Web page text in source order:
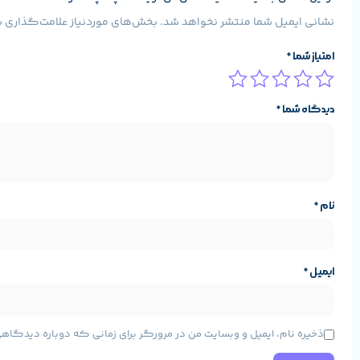
در قلب لپ تاپ استوک اچ پی 650 G2، پردازنده‌های نسل ششم اینتل از سری
نسخه‌هایی از این لپ‌تاپ با
این تنوع پورت باعث می‌شود برای محیط‌های اداری و جلسات کنفرانس
تاچ‌پد بزرگ با پشتیبانی از فرمان‌های چندلمسی (Multi-touch gestures) نیز دقت بالایی دارد و کار با آن روان است.
نشانی ایمیل شما منتشر نخواهد شد. بخش‌های موردنیاز علامت‌گذاری
امتیاز شما*
دیدگاه شما*
نام*
ایمیل*
ذخیره نام، ایمیل و وبسایت من در مرورگر برای زمانی که دوباره